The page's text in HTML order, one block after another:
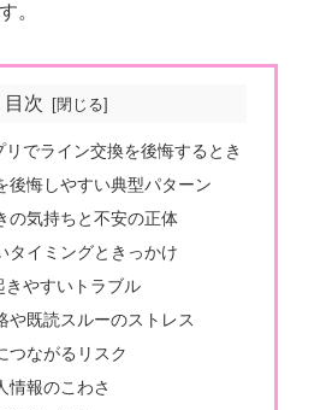
。
目次
リでライン交換を後悔するとき
後悔しやすい典型パターン
の気持ちと不安の正体
タイミングときっかけ
きやすいトラブル
や既読スルーのストレス
つながるリスク
情報のこわさ